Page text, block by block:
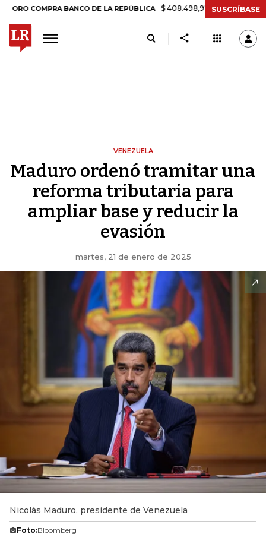
BANCO DE LA REPÚBLICA $ 408.498,97 +$ 8.753,81 +2,19%
SUSCRÍBASE
VENEZUELA
Maduro ordenó tramitar una
reforma tributaria para
ampliar base y reducir la
evasión
martes, 21 de enero de 2025
Nicolás Maduro, presidente de Venezuela
Foto:Bloomberg